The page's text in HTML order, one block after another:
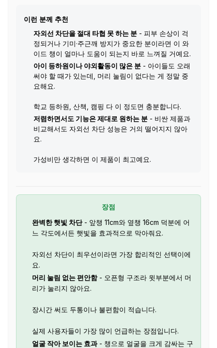
이런 분께 추천
자외선 차단을 절대 타협 못 하는 분 - 피부 손상이 걱
정되거나 기미·주근깨 방지가 중요한 분이라면 이 와
이드 챙이 얼마나 도움이 되는지 바로 느껴질 거예요.
아이 등하원이나 야외활동이 많은 분 - 아이들도 오래
써야 할 때가 있는데, 머리 눌림이 없다는 게 정말 중
요해요.
학교 등하원, 산책, 캠핑 다 이 정도면 충분합니다.
저렴하면서도 기능은 제대로 원하는 분 - 비싼 제품과
비교해서도 자외선 차단 성능은 거의 떨어지지 않아
요.
가성비만 생각하면 이 제품이 최고예요.
장점
완벽한 햇빛 차단- 앞챙 11cm와 옆챙 16cm 덕분에 어
느 각도에서든 햇빛을 효과적으로 막아줘요.
자외선 차단이 최우선이라면 가장 합리적인 선택이에
요.
머리 눌림 없는 편안함- 오픈형 구조라 윗부분에서 머
리가 눌리지 않아요.
장시간 써도 두통이나 불편함이 적습니다.
실제 사용자들이 가장 많이 언급하는 장점입니다.
얼굴 작아 보이는 효과- 챙으로 얼굴을 크게 감싸는 구